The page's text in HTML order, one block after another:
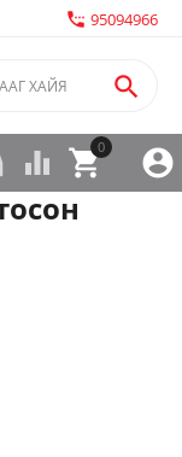
settings_phone 95094966


0

